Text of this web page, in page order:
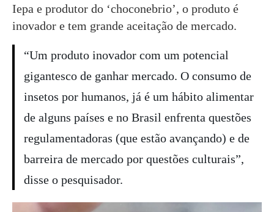
Iepa e produtor do ‘choconebrio’, o produto é
inovador e tem grande aceitação de mercado.
“Um produto inovador com um potencial
gigantesco de ganhar mercado. O consumo de
insetos por humanos, já é um hábito alimentar
de alguns países e no Brasil enfrenta questões
regulamentadoras (que estão avançando) e de
barreira de mercado por questões culturais”,
disse o pesquisador.